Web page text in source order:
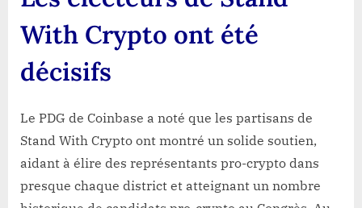
With Crypto ont été
décisifs
Le PDG de Coinbase a noté que les partisans de
Stand With Crypto ont montré un solide soutien,
aidant à élire des représentants pro-crypto dans
presque chaque district et atteignant un nombre